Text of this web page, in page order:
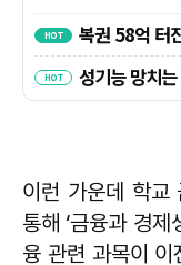
이런 가운데 학교
통해 ‘금융과 경
융 관련 과목이 이